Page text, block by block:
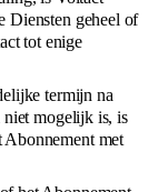
Diensten geheel of
tot enige
termijn na
niet mogelijk is, is
Abonnement met